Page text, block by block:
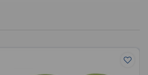
işlemine başlayabilirsiniz.
ile kurutulmamalıdır.
temizleyebilirsiniz.